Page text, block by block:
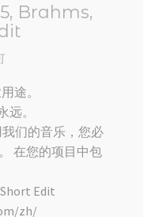
Brahms,
途。
。
我们的音乐，您必
在您的项目中包
Edit
zh/